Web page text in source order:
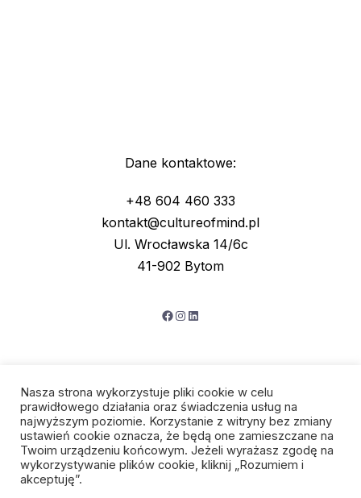
Dane kontaktowe:
+48 604 460 333
kontakt@cultureofmind.pl
Ul. Wrocławska 14/6c
41-902 Bytom
Facebook
Instagram
LinkedIn
Polityka prywatności
Nasza strona wykorzystuje pliki cookie w celu
prawidłowego działania oraz świadczenia usług na
najwyższym poziomie. Korzystanie z witryny bez zmiany
ustawień cookie oznacza, że będą one zamieszczane na
Twoim urządzeniu końcowym. Jeżeli wyrażasz zgodę na
wykorzystywanie plików cookie, kliknij „Rozumiem i
akceptuję”.